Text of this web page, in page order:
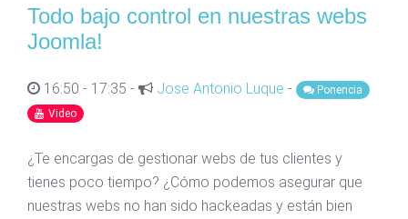
Todo bajo control en nuestras webs
Joomla!
16:50 - 17:35 - Jose Antonio Luque -
Ponencia
Video
¿Te encargas de gestionar webs de tus clientes y
tienes poco tiempo? ¿Cómo podemos asegurar que
nuestras webs no han sido hackeadas y están bien